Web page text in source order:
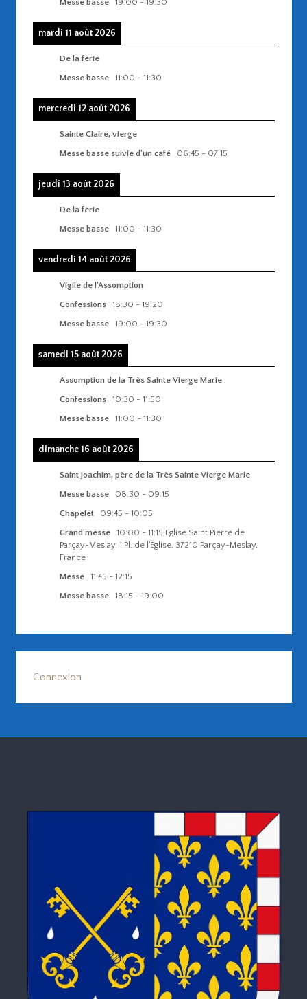
Messe basse
19:00 - 19:30
mardi 11 août 2026
De la férie
Messe basse
11:00 - 11:30
mercredi 12 août 2026
Sainte Claire, vierge
Messe basse suivie d'un café
06:45 - 07:15
jeudi 13 août 2026
De la férie
Messe basse
11:00 - 11:30
vendredi 14 août 2026
Vigile de l'Assomption
Confessions
18:30 - 19:20
Messe basse
19:00 - 19:30
samedi 15 août 2026
Assomption de la Très Sainte Vierge Marie
Confessions
10:30 - 11:50
Messe basse
11:00 - 11:30
dimanche 16 août 2026
Saint Joachim, père de la Très Sainte Vierge Marie
Messe basse
08:30 - 09:15
Chapelet
09:45 - 10:05
Grand'messe
10:00 - 11:15 Eglise Saint Pierre de
Parçay-Meslay, 1 Pl. de l'Église, 37210 Parçay-Meslay,
France
Messe
11:45 - 12:15
Messe basse
18:15 - 19:00
Connexion